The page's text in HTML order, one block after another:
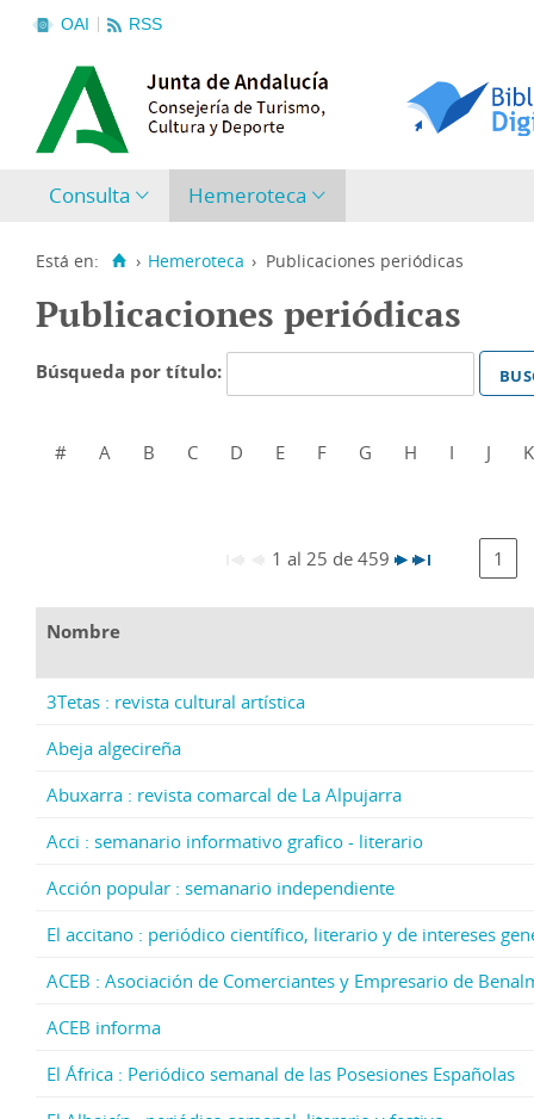
OAI RSS
Consulta Hemeroteca
Está en: › Hemeroteca › Publicaciones periódicas
Publicaciones periódicas
Búsqueda por título:
# A B C D E F G H I J K
1 al 25 de 459 1
Nombre
3Tetas : revista cultural artística
Abeja algecireña
Abuxarra : revista comarcal de La Alpujarra
Acci : semanario informativo grafico - literario
Acción popular : semanario independiente
El accitano : periódico científico, literario y de intereses
ACEB : Asociación de Comerciantes y Empresario de
ACEB informa
El África : Periódico semanal de las Posesiones Españolas